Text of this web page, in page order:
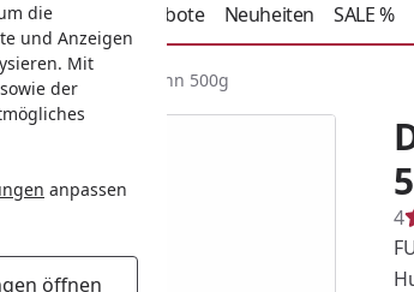
die
und Anzeigen
Mit
der
anpassen
öffnen
Angebote Neuheiten SALE %
- RAGOUT Huhn 500g
4